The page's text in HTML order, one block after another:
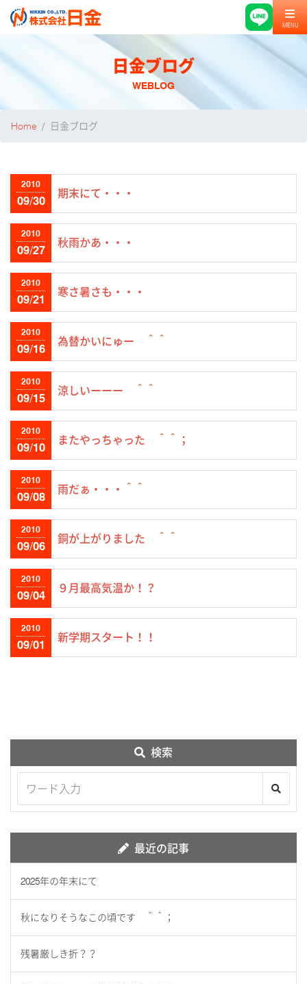
MENU
日金ブログ
WEBLOG
Home 日金ブログ
2010
09/30
期末にて・・・
2010
09/27
秋雨かあ・・・
2010
09/21
寒さ暑さも・・・
2010
09/16
為替かいにゅー ＾＾
2010
09/15
涼しいーーー ＾＾
2010
09/10
またやっちゃった ＾＾；
2010
09/08
雨だぁ・・・＾＾
2010
09/06
銅が上がりました ＾＾
2010
09/04
９月最高気温か！？
2010
09/01
新学期スタート！！
検索
最近の記事
2025年の年末にて
秋になりそうなこの頃です ＾＾；
残暑厳しき折？？